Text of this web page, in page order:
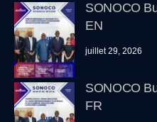
SONOCO
EN
juillet 29, 2026
SONOCO
FR